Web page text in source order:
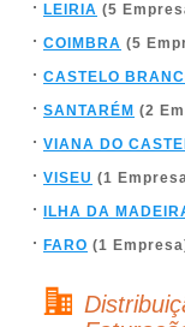
LEIRIA (5
COIMBRA (5
CASTELO
SANTARÉM (2
VIANA DO
VISEU (1
ILHA DA
FARO (1